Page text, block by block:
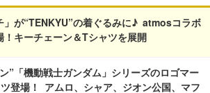
」が“TENKYU”の着ぐるみに♪ atmosコラボ
！キーチェーン＆Tシャツを展開
”「機動戦士ガンダム」シリーズのロゴマー
登場！ アムロ、シャア、ジオン公国、マフ